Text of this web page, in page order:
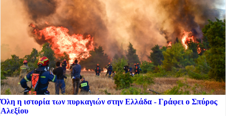
Όλη η ιστορία των πυρκαγιών στην Ελλάδα - Γράφει ο Σπύρος
Αλεξίου